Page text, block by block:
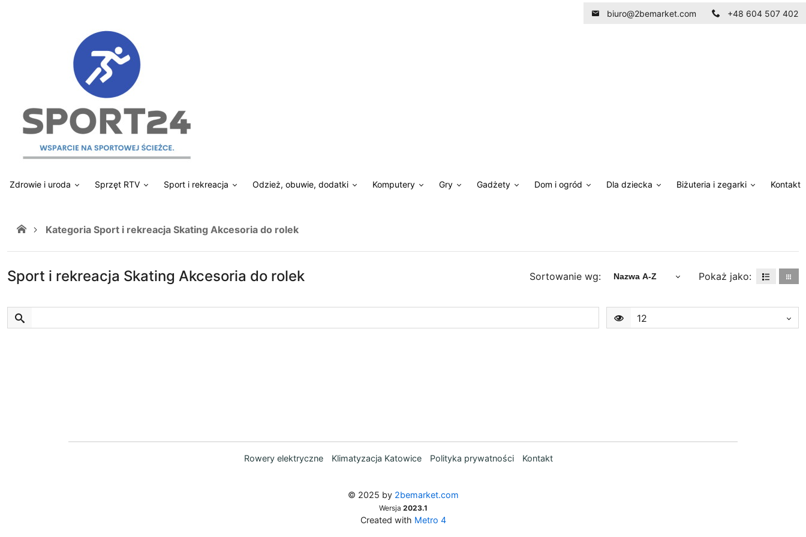
biuro@2bemarket.com +48 604 507 402
Zdrowie i uroda Sprzęt RTV Sport i rekreacja Odzież, obuwie, dodatki Komputery Gry Gadżety Dom i ogród Dla dziecka Biżuteria i zegarki Kontakt
Kategoria Sport i rekreacja Skating Akcesoria do rolek
Sport i rekreacja Skating Akcesoria do rolek Sortowanie wg: Nazwa A-Z Pokaż jako:
12
Rowery elektryczne Klimatyzacja Katowice Polityka prywatności Kontakt
© 2025 by 2bemarket.com
Wersja 2023.1
Created with Metro 4